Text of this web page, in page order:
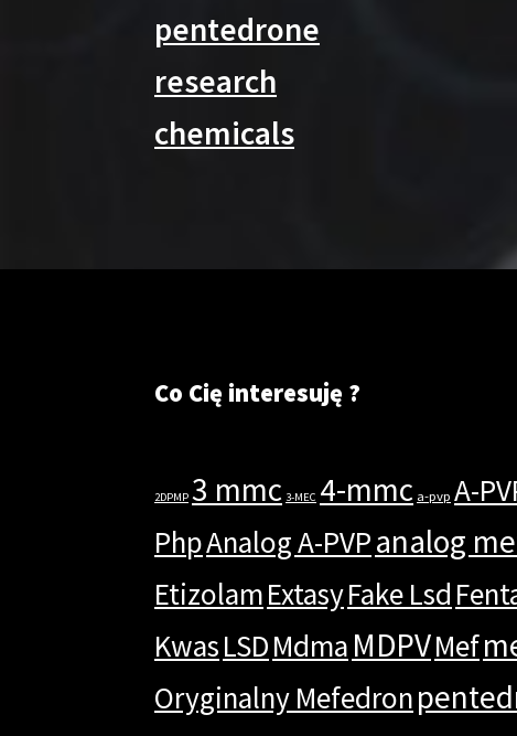
pentedrone
research
chemicals
Co Cię interesuję ?
2DPMP 3 mmc 3-MEC 4-mmc a-pvp A-
PhpAnalog A-PVPanalog
EtizolamExtasyFake Lsd
KwasLSDMdma MDPVMef
Oryginalny Mefedron